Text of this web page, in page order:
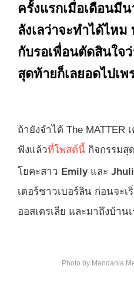
ครั้งแรกเมื่อเดือนมี
ลังเลว่าจะทำได้ไหม
กับรอเพื่อนตัดสินใจ
สุดท้ายก็เลยอดไปเ
ถ้ายังจำได้ The MATTER เ
ฟังแล้วที่โพสต์นี้ กิจกรรมสุ
โยคะสาว Emily และ
เตอร์ชาวเบอร์ลิน ก่อนจะเ
ออสเตรเลีย และมาถึงบ้าน
Photo by Mandania